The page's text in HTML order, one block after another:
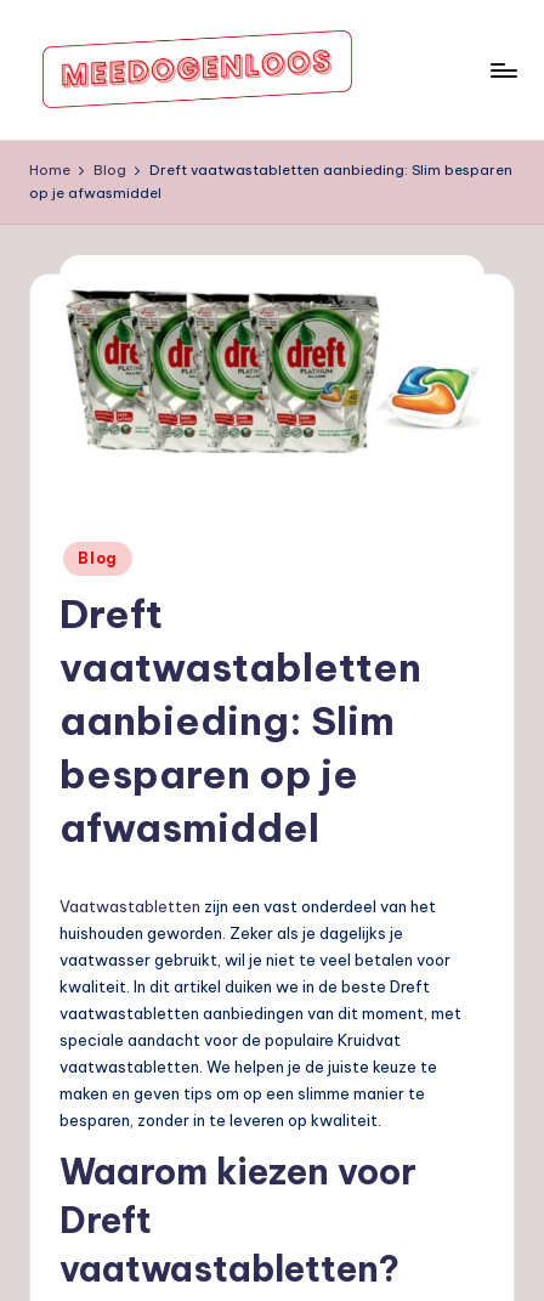
inhoud
e
e
nl
Home Blog
Dreft vaatwastabletten aanbieding: Slim besparen
op je afwasmiddel
Geplaatst
in
Blog
Dreft
vaatwastabletten
aanbieding: Slim
besparen op je
afwasmiddel
Vaatwastabletten zijn een vast onderdeel van het
huishouden geworden. Zeker als je dagelijks je
vaatwasser gebruikt, wil je niet te veel betalen voor
kwaliteit. In dit artikel duiken we in de beste Dreft
vaatwastabletten aanbiedingen van dit moment, met
speciale aandacht voor de populaire Kruidvat
vaatwastabletten. We helpen je de juiste keuze te
maken en geven tips om op een slimme manier te
besparen, zonder in te leveren op kwaliteit.
Waarom kiezen voor
Dreft
vaatwastabletten?